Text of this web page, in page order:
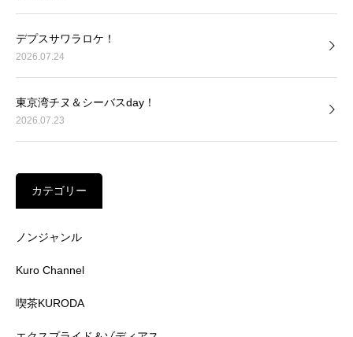
デプスサワラロケ！
2026.07.24
東京湾チヌ＆シーバスday！
2026.07.23
カテゴリー
ノンジャンル
Kuro Channel
喫茶KURODA